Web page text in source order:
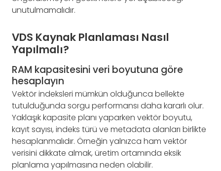
unutulmamalıdır.
VDS Kaynak Planlaması Nasıl
Yapılmalı?
RAM kapasitesini veri boyutuna göre
hesaplayın
Vektör indeksleri mümkün olduğunca bellekte
tutulduğunda sorgu performansı daha kararlı olur.
Yaklaşık kapasite planı yaparken vektör boyutu,
kayıt sayısı, indeks türü ve metadata alanları birlikte
hesaplanmalıdır. Örneğin yalnızca ham vektör
verisini dikkate almak, üretim ortamında eksik
planlama yapılmasına neden olabilir.